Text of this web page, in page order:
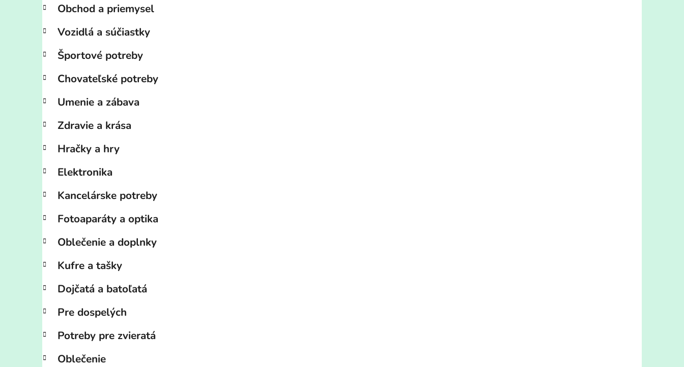
Obchod a priemysel
Vozidlá a súčiastky
Športové potreby
Chovateľské potreby
Umenie a zábava
Zdravie a krása
Hračky a hry
Elektronika
Kancelárske potreby
Fotoaparáty a optika
Oblečenie a doplnky
Kufre a tašky
Dojčatá a batoľatá
Pre dospelých
Potreby pre zvieratá
Oblečenie